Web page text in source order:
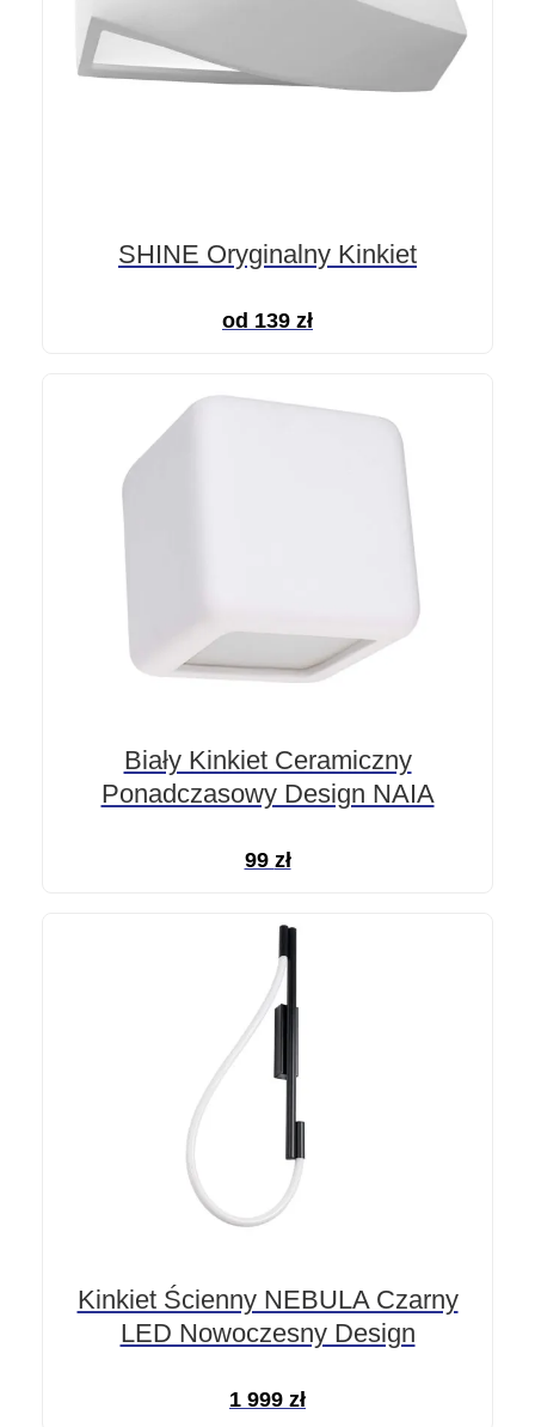
SHINE Oryginalny Kinkiet
od 139 zł
Biały Kinkiet Ceramiczny
Ponadczasowy Design NAIA
99 zł
Kinkiet Ścienny NEBULA Czarny
LED Nowoczesny Design
1 999 zł